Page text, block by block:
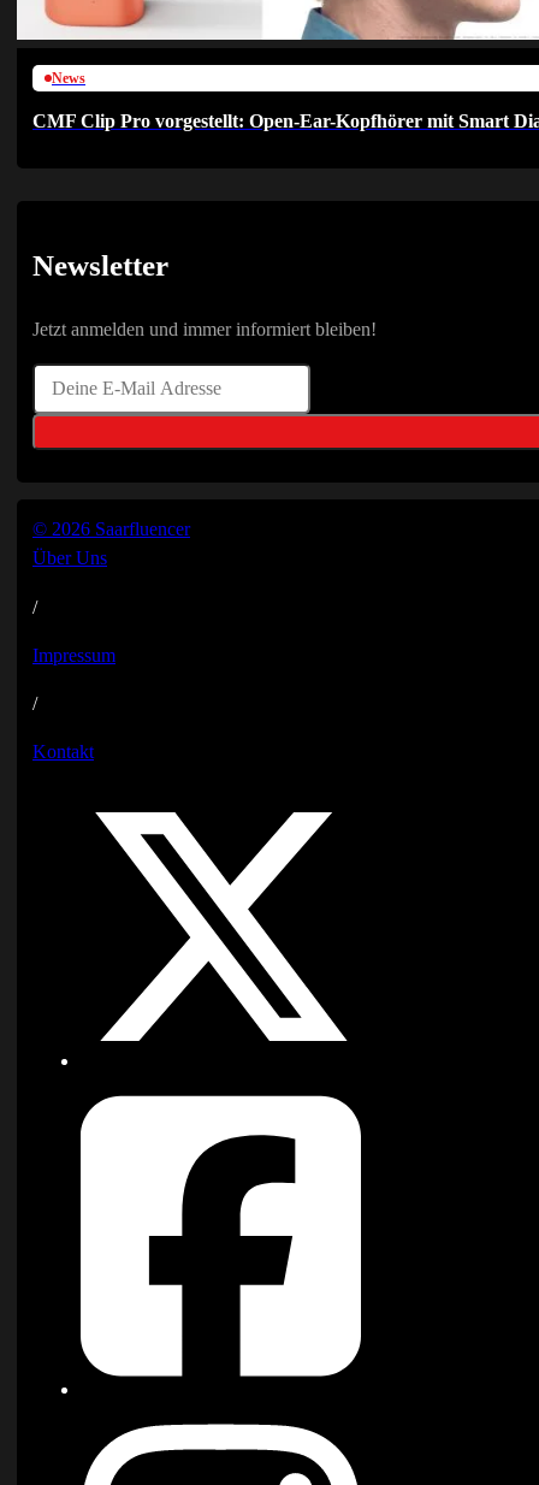
News
CMF Clip Pro vorgestellt: Open-Ear-Kopfhörer mit Smart
Newsletter
Jetzt anmelden und immer informiert bleiben!
© 2026 Saarfluencer
Über Uns
/
Impressum
/
Kontakt